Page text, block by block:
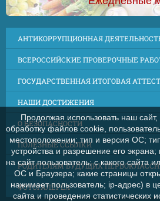
АНТИКОРРУПЦИОННАЯ
ВСЕРОССИЙСКИЕ ПРОВЕРОЧНЫЕ
ГОСУДАРСТВЕННАЯ ИТОГОВАЯ
НАШИ ДОСТИЖЕНИЯ
О БЕЗОПАСНОСТИ
ПОЛЕЗНЫЕ ССЫЛКИ
РОДИТЕЛЯМ БУДУЩИХ
ФОТОГАЛЕРЕЯ
Продолжая использовать наш
обработку файлов cookie,
местоположении; тип и версия ОС;
устройства и разрешение его
на сайт пользователь; с какого сайта
ОС и Браузера; какие страницы
нажимает пользователь; ip-адрес) в
сайта и проведения статистических